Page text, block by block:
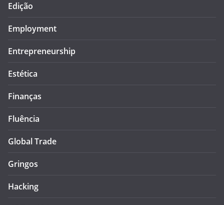
Edição
Employment
Entrepreneurship
Estética
Finanças
Fluência
Global Trade
Gringos
Hacking